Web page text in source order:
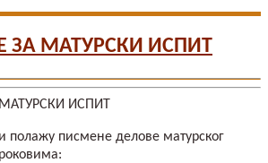
ЗА МАТУРСКИ ИСПИТ
полажу писмене делове матурског